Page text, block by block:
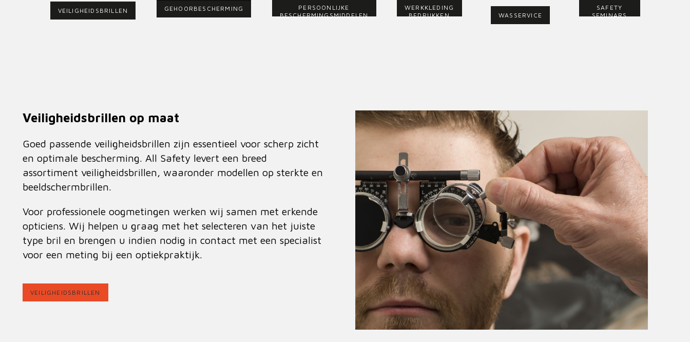
VEILIGHEIDSBRILLEN GEHOORBESCHERMING
PERSOONLIJKE
BESCHERMINGSMIDDELEN
WERKKLEDING
BEDRUKKEN
WASSERVICE
SAFETY
SEMINARS
Veiligheidsbrillen op maat
Goed passende veiligheidsbrillen zijn essentieel voor scherp zicht
en optimale bescherming. All Safety levert een breed
assortiment veiligheidsbrillen, waaronder modellen op sterkte en
beeldschermbrillen.
Voor professionele oogmetingen werken wij samen met erkende
opticiens. Wij helpen u graag met het selecteren van het juiste
type bril en brengen u indien nodig in contact met een specialist
voor een meting bij een optiekpraktijk.
VEILIGHEIDSBRILLEN